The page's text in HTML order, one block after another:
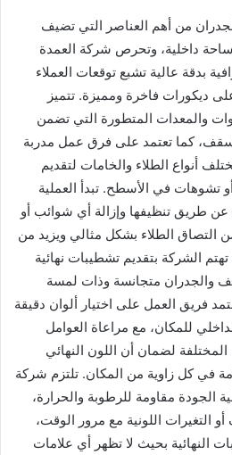
من أهم العناصر التي تضيف
داخلية، وتحرص شركة العمدة
بدقة عالية تشبع توقعات العملاء
ديكورات فاخرة ومميزة. تتميز
والمعدات المتطورة التي تضمن
كما تعتمد على فرق عمل مدربة
أنواع الطلاء والخامات لتقديم
تشوهات في الأسطح. تبدأ العملية
طريق تنظيفها وإزالة أي شوائب أو
التصاق الطلاء بشكل مثالي ويزيد من
الشركة بتقديم تشطيبات نهائية
والجدران متجانسة وذات لمسة
فريق العمل على اختيار ألوان دقيقة
للمكان، مع مراعاة العوامل
المختلفة لضمان أن اللون النهائي
في كل زاوية من المكان. تلتزم شركة
الجودة مقاومة للرطوبة والحرارة،
التغيرات اللونية مع مرور الوقت،
النهائية بحيث لا تظهر أي علامات